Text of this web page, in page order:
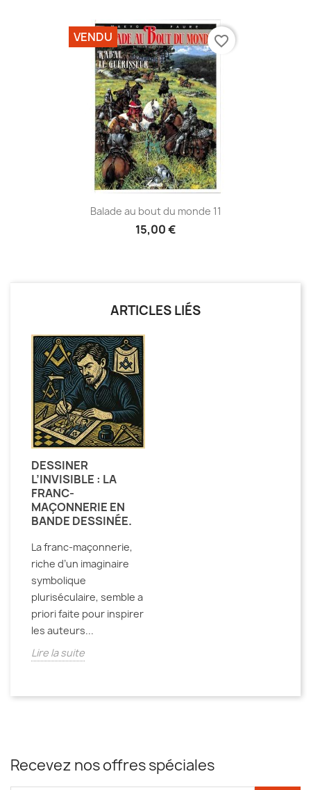
Balade au bout du monde 11
15,00 €
VENDU favorite_border
ARTICLES LIÉS
DESSINER
L’INVISIBLE : LA
FRANC-
MAÇONNERIE EN
BANDE DESSINÉE.
La franc-maçonnerie,
riche d’un imaginaire
symbolique
pluriséculaire, semble a
priori faite pour inspirer
les auteurs...
Lire la suite
Recevez nos offres spéciales